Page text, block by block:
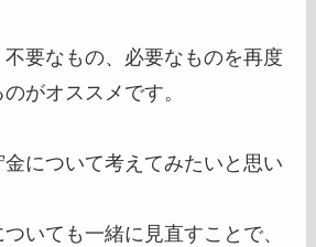
要なもの、必要なものを再度
がオススメです。
について考えてみたいと思い
いても一緒に見直すことで、